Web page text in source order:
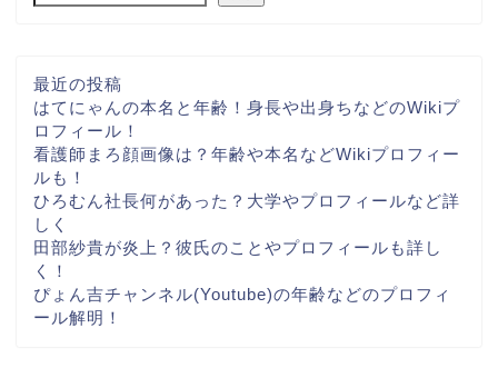
最近の投稿
はてにゃんの本名と年齢！身長や出身ちなどのWikiプ
ロフィール！
看護師まろ顔画像は？年齢や本名などWikiプロフィー
ルも！
ひろむん社長何があった？大学やプロフィールなど詳
しく
田部紗貴が炎上？彼氏のことやプロフィールも詳し
く！
ぴょん吉チャンネル(Youtube)の年齢などのプロフィ
ール解明！